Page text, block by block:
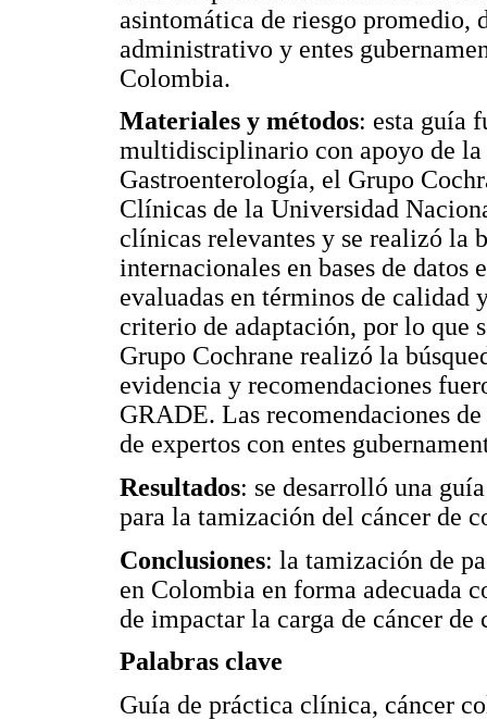
asintomática de riesgo promedio,
administrativo y entes
Colombia.
Materiales y métodos: esta guía
multidisciplinario con apoyo de
Gastroenterología, el Grupo
Clínicas de la Universidad
clínicas relevantes y se realizó la
internacionales en bases de datos
evaluadas en términos de
criterio de adaptación, por lo que
Grupo Cochrane realizó la
evidencia y recomendaciones
GRADE. Las recomendaciones
de expertos con entes
Resultados: se desarrolló una
para la tamización del cáncer de
Conclusiones: la tamización de
en Colombia en forma adecuada
de impactar la carga de cáncer de
Palabras clave
Guía de práctica clínica, cáncer